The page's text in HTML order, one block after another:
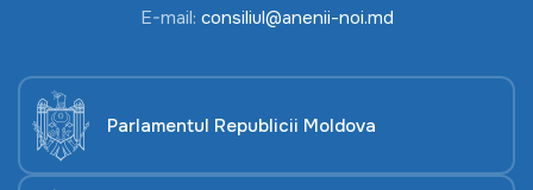
E-mail: consiliul@anenii-noi.md
Parlamentul Republicii Moldova